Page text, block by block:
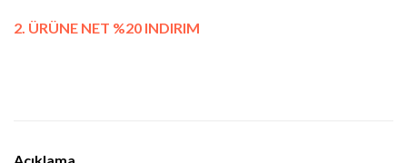
2. ÜRÜNE NET %20 INDIRIM